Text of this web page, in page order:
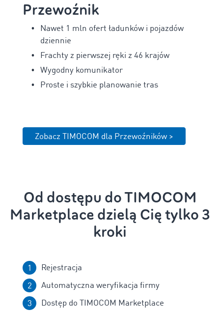
Przewoźnik
Nawet 1 mln ofert ładunków i pojazdów
dziennie
Frachty z pierwszej ręki z 46 krajów
Wygodny komunikator
Proste i szybkie planowanie tras
Zobacz TIMOCOM dla Przewoźników >
Od dostępu do TIMOCOM
Marketplace dzielą Cię tylko 3
kroki
Rejestracja
Automatyczna weryfikacja firmy
Dostęp do TIMOCOM Marketplace